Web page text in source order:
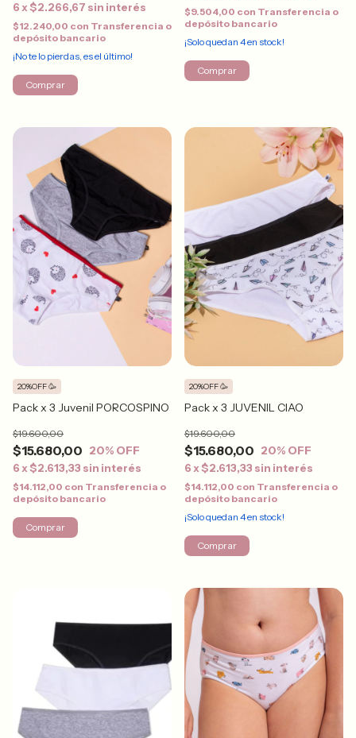
6 x$2.266,67 sin interés
$12.240,00 con Transferencia o
depósito bancario
¡No te lo pierdas, es el último!
Comprar
$9.504,00 con Transferencia o
depósito bancario
¡Solo quedan 4en stock!
Comprar
Pack x 3 Juvenil PORCOSPINO
$15.680,00
$19.600,00
20% OFF
6 x$2.613,33 sin interés
20%OFF 🥳
$14.112,00 con Transferencia o
depósito bancario
Comprar
Pack x 3 JUVENIL CIAO
$15.680,00
$19.600,00
20% OFF
6 x$2.613,33 sin interés
20%OFF 🥳
$14.112,00 con Transferencia o
depósito bancario
¡Solo quedan 4en stock!
Comprar